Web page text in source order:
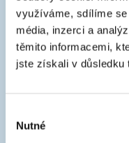
využíváme, sdílíme
média, inzerci a
těmito informacemi,
jste získali v důsledku
souhlasu
Nutné